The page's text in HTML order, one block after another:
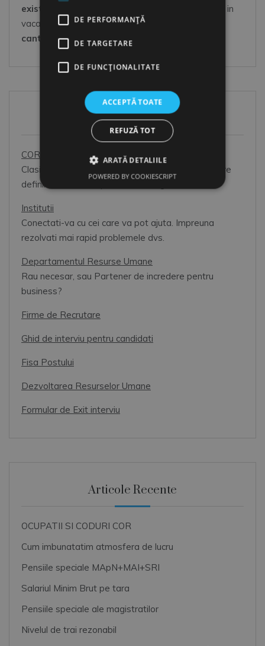
exista o conexiune la net
(acasa, in pauza la job, in
vacanta, in orice loc acoperit wireless),
cantitate(sunteti dispus/a la un moment-dat)
HR Toolbox
COR 2026
Clasificarea Ocupatiilor din Romania: prim pas catre
definirea corecta a pozitiilor din organizatie.
Institutii
Conectati-va cu cei care va pot ajuta. Impreuna
rezolvati mai rapid problemele dvs.
Departamentul Resurse Umane
Rau necesar, sau Partener de incredere pentru
business?
Firme de Recrutare
Ghid de interviu pentru candidati
Fisa Postului
Dezvoltarea Resurselor Umane
Formular de Exit interviu
Articole Recente
OCUPATII SI CODURI COR
Cum imbunatatim atmosfera de lucru
Pensiile speciale MApN+MAI+SRI
Salariul Minim Brut pe tara
Pensiile speciale ale magistratilor
Nivelul de trai rezonabil
DE PERFORMANȚĂ
DE TARGETARE
DE FUNCŢIONALITATE
ACCEPTĂ TOATE
REFUZĂ TOT
ARATĂ DETALIILE
POWERED BY COOKIESCRIPT